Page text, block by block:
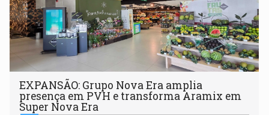
EXPANSÃO: Grupo Nova Era amplia
presença em PVH e transforma Aramix em
Super Nova Era